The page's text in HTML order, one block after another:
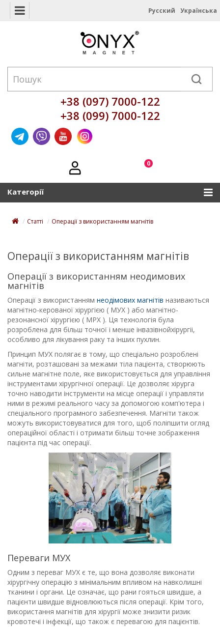
Русский Українська
+38 (097) 7000-122
+38 (099) 7000-122
0
Категорії
Статті Операції з використанням магнітів
Операції з використанням магнітів
Операції з використанням неодимових
магнітів
Операції з використанням неодімових магнітів називаються
магнітно-керованої хірургією ( МУХ ) або магнітно-
резонансної хірургією ( МРХ ). Ця технологія була
розроблена для більш точної і менше інвазівнойхірургіі,
особливо для лікування раку та інших пухлин.
Принцип МУХ полягає в тому, що спеціально розроблені
магніти, розташовані за межами тіла пацієнта, створюють
сильне магнітне поле, яке використовується для управління
інструментами хірургічної операції. Це дозволяє хірурга
точно наводити інструменти на місце операції і управляти
ними в режимі реального часу за допомогою комп'ютера і
спеціального програмного забезпечення. Магніти також
можуть використовуватися для того, щоб поліпшити огляд
операційної області і отримати більш точне зображення
пацієнта під час операції.
Переваги МУХ
Одним з переваг МУХ є те, що вона дозволяє виконати
хірургічну операцію з мінімальним впливом на навколишні
тканини і органи. Це означає, що рани гояться швидше, а
пацієнти швидше відновлюються після операції. Крім того,
використання магнітів для хірургії може знизити ризик
кровотечі і інфекції, що також є перевагою для пацієнтів.